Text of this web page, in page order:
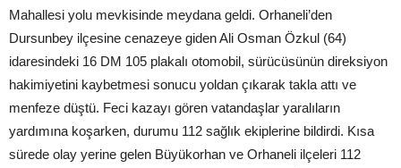
Mahallesi yolu mevkisinde meydana geldi. Orhaneli’den
Dursunbey ilçesine cenazeye giden Ali Osman Özkul (64)
idaresindeki 16 DM 105 plakalı otomobil, sürücüsünün direksiyon
hakimiyetini kaybetmesi sonucu yoldan çıkarak takla attı ve
menfeze düştü. Feci kazayı gören vatandaşlar yaralıların
yardımına koşarken, durumu 112 sağlık ekiplerine bildirdi. Kısa
sürede olay yerine gelen Büyükorhan ve Orhaneli ilçeleri 112